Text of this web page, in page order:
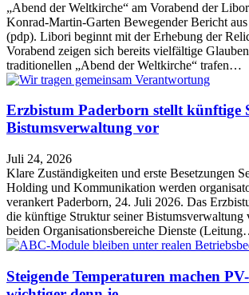
„Abend der Weltkirche“ am Vorabend der
Konrad-Martin-Garten Bewegender Bericht
(pdp). Libori beginnt mit der Erhebung der
Vorabend zeigen sich bereits vielfältige
traditionellen „Abend der Weltkirche“ trafen…
Erzbistum Paderborn stellt künftige
Bistumsverwaltung vor
Juli 24, 2026
Klare Zuständigkeiten und erste Besetzungen
Holding und Kommunikation werden
verankert Paderborn, 24. Juli 2026. Das
die künftige Struktur seiner Bistumsverwaltung
beiden Organisationsbereiche Dienste
Steigende Temperaturen machen